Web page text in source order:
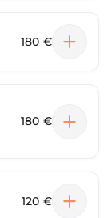
180 €
180 €
120 €